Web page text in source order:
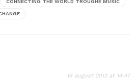
19 august 2012 at 14:47